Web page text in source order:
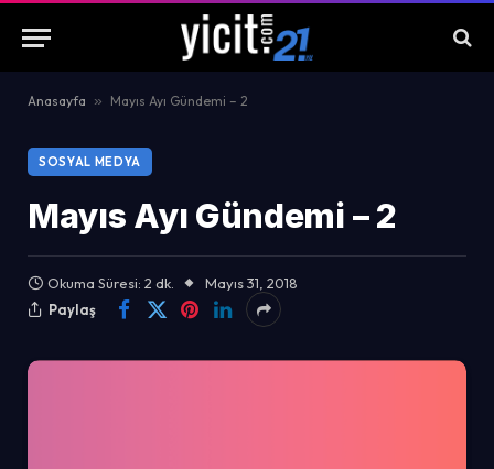
Anasayfa » Mayıs Ayı Gündemi – 2
SOSYAL MEDYA
Mayıs Ayı Gündemi – 2
Okuma Süresi: 2 dk.
Mayıs 31, 2018
Paylaş